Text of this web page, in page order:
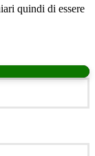
quindi di essere